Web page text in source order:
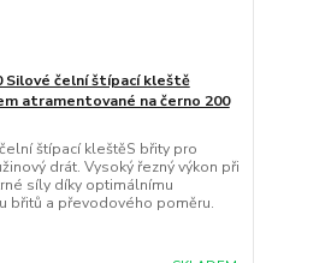
Silové čelní štípací kleště
atramentované na černo 200
štípací kleštěS břity pro
drát. Vysoký řezný výkon při
síly díky optimálnímu
břitů a převodového poměru.